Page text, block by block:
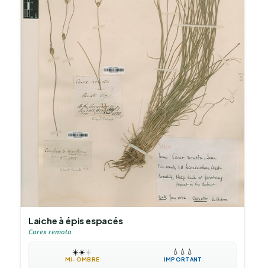
Laiche à épis espacés
Carex remota
☀️☀️☀️
MI-OMBRE
💧 💧 💧
IMPORTANT